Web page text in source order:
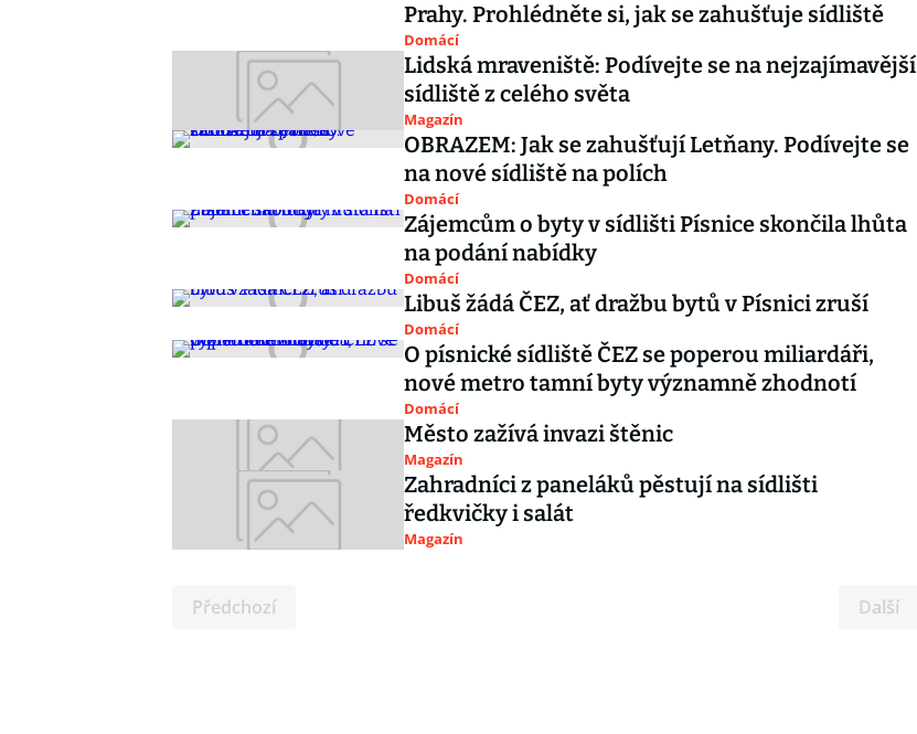
Prahy. Prohlédněte si, jak se zahušťuje sídliště
Domácí
Lidská mraveniště: Podívejte se na nejzajímavější
sídliště z celého světa
Magazín
OBRAZEM: Jak se zahušťují Letňany. Podívejte se
na nové sídliště na polích
Domácí
Zájemcům o byty v sídlišti Písnice skončila lhůta
na podání nabídky
Domácí
Libuš žádá ČEZ, ať dražbu bytů v Písnici zruší
Domácí
O písnické sídliště ČEZ se poperou miliardáři,
nové metro tamní byty významně zhodnotí
Domácí
Město zažívá invazi štěnic
Magazín
Zahradníci z paneláků pěstují na sídlišti
ředkvičky i salát
Magazín
Předchozí Další